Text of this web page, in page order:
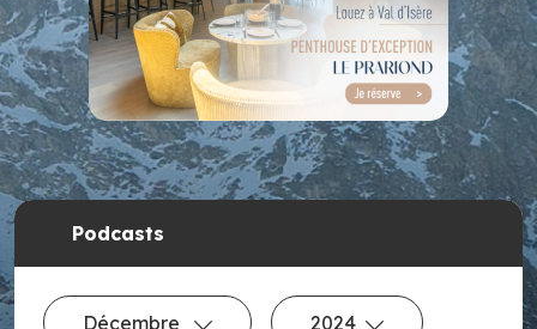
Podcasts
Décembre 2024